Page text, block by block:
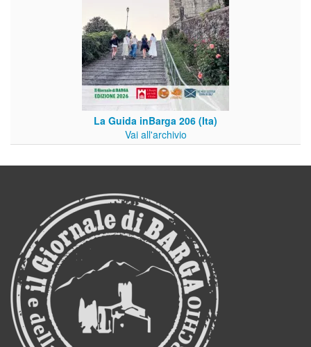
La Guida inBarga 206 (Ita)
Vai all'archivio